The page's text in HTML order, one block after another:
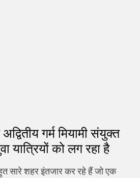
गर्म मियामी संयुक्त
यात्रियों को लग रहा है
सारे शहर इंतजार कर रहे हैं जो एक